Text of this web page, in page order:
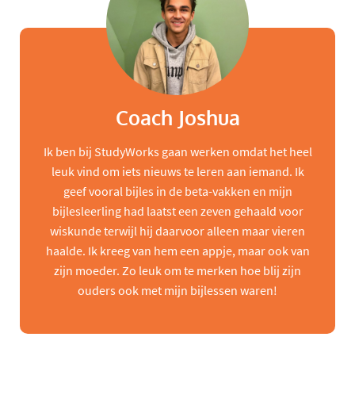
Coach Joshua
Ik ben bij StudyWorks gaan werken omdat het heel
leuk vind om iets nieuws te leren aan iemand. Ik
geef vooral bijles in de beta-vakken en mijn
bijlesleerling had laatst een zeven gehaald voor
wiskunde terwijl hij daarvoor alleen maar vieren
haalde. Ik kreeg van hem een appje, maar ook van
zijn moeder. Zo leuk om te merken hoe blij zijn
ouders ook met mijn bijlessen waren!